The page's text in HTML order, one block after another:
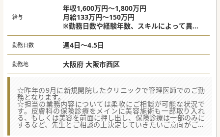
【具体的な医療機関情報】
■最寄り駅から徒歩圏内の皮膚科クリニックでのご勤務とな
ります。なお、隣のテナントには内科クリニックが入居され
■お車での通勤をご希望の場合はご相談が可能です。高速道
路のインターチェンジからもアクセスしやすい立地にござい
ますので、お車通勤も大変便利です。
■昨年度にオープンしたばかりの皮膚科クリニックですの
で、院内は大変綺麗で清潔感がございます。個室の休憩室も
ご用意可能です。
給与
年収1,600万円～1,800万円
月給133万円～150万円
※勤務日数や経験年数、スキルによって異な
る
勤務日数 週4日～4.5日
勤務地 大阪府 大阪市西区
☆昨年の9月に新規開院したクリニックで管理医師でのご勤
務となります。
☆担当の業務内容については柔軟にご相談が可能な状況で
す。皮膚科の保険診療をメインに美容施術も一部取り入れ
る、もしくは美容を前面に押し出し、保険診療は一部のみに
するなど、先生とご相談の上決定していきたいご意向がござ
います。